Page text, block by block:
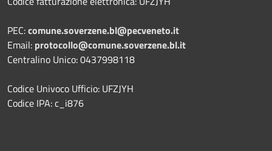
PEC:comune.soverzene.bl@pecveneto.it
Email: protocollo@comune.soverzene.bl.it
Centralino Unico: 0437998118
Codice Univoco Ufficio: UFZJYH
Codice IPA: c_i876